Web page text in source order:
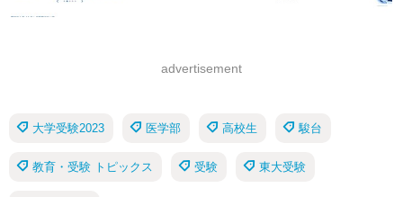
advertisement
大学受験2023 医学部 高校生 駿台
教育・受験 トピックス 受験 東大受験